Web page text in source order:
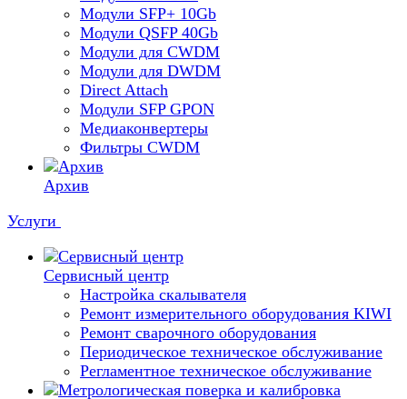
Модули SFP+ 10Gb
Модули QSFP 40Gb
Модули для CWDM
Модули для DWDM
Direct Attach
Модули SFP GPON
Медиаконвертеры
Фильтры CWDM
Архив
Услуги
Сервисный центр
Настройка скалывателя
Ремонт измерительного оборудования KIWI
Ремонт сварочного оборудования
Периодическое техническое обслуживание
Регламентное техническое обслуживание